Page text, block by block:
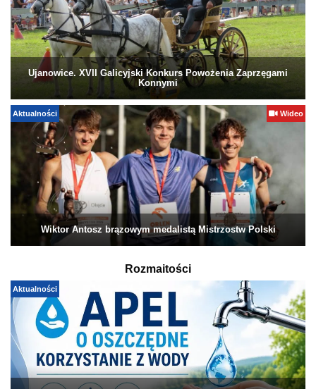
Ujanowice. XVII Galicyjski Konkurs Powożenia Zaprzęgami
Konnymi
Aktualności Wideo
Wiktor Antosz brązowym medalistą Mistrzostw Polski
Rozmaitości
Aktualności